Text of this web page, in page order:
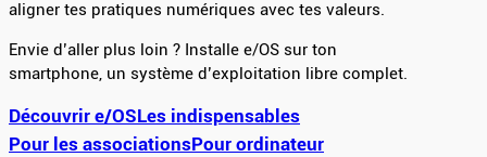
aligner tes pratiques numériques avec tes valeurs.
Envie d’aller plus loin ? Installe e/OS sur ton
smartphone, un système d’exploitation libre complet.
Découvrir e/OSLes indispensables
Pour les associationsPour ordinateur